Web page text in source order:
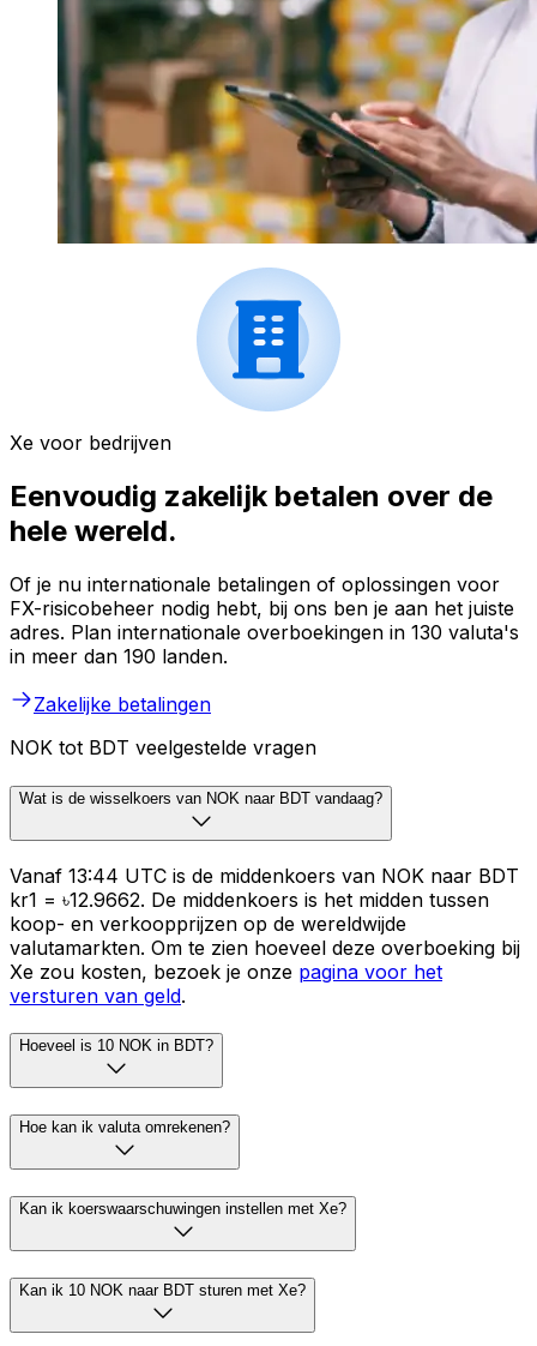
Xe voor bedrijven
Eenvoudig zakelijk betalen over de
hele wereld.
Of je nu internationale betalingen of oplossingen voor
FX-risicobeheer nodig hebt, bij ons ben je aan het juiste
adres. Plan internationale overboekingen in 130 valuta's
in meer dan 190 landen.
Zakelijke betalingen
NOK tot BDT veelgestelde vragen
Wat is de wisselkoers van NOK naar BDT vandaag?
Vanaf 13:44 UTC is de middenkoers van NOK naar BDT
kr1 = ৳12.9662. De middenkoers is het midden tussen
koop- en verkoopprijzen op de wereldwijde
valutamarkten. Om te zien hoeveel deze overboeking bij
Xe zou kosten, bezoek je onze pagina voor het
versturen van geld.
Hoeveel is 10 NOK in BDT?
Hoe kan ik valuta omrekenen?
Kan ik koerswaarschuwingen instellen met Xe?
Kan ik 10 NOK naar BDT sturen met Xe?